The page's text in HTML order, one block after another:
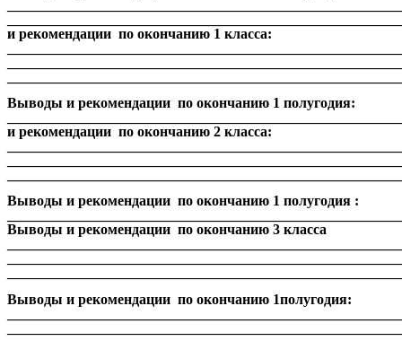
и рекомендации по окончанию 1 класса:
Выводы и рекомендации по окончанию 1 полугодия:
и рекомендации по окончанию 2 класса:
Выводы и рекомендации по окончанию 1 полугодия :
Выводы и рекомендации по окончанию 3 класса
Выводы и рекомендации по окончанию 1полугодия: